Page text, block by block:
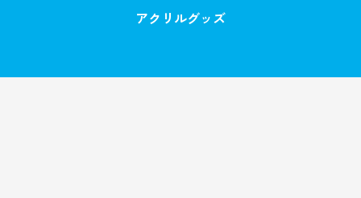
アクリルグッズ